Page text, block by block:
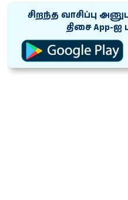
சிறந்த வாசிப்பு
திசை App-ஐ